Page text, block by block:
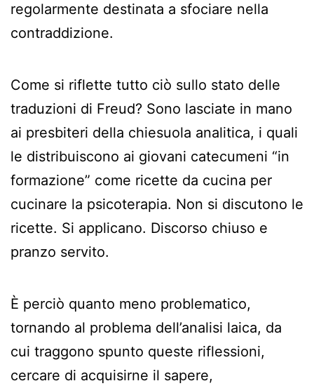
regolarmente destinata a sfociare nella
contraddizione.
Come si riflette tutto ciò sullo stato delle
traduzioni di Freud? Sono lasciate in mano
ai presbiteri della chiesuola analitica, i quali
le distribuiscono ai giovani catecumeni “in
formazione” come ricette da cucina per
cucinare la psicoterapia. Non si discutono le
ricette. Si applicano. Discorso chiuso e
pranzo servito.
È perciò quanto meno problematico,
tornando al problema dell’analisi laica, da
cui traggono spunto queste riflessioni,
cercare di acquisirne il sapere,